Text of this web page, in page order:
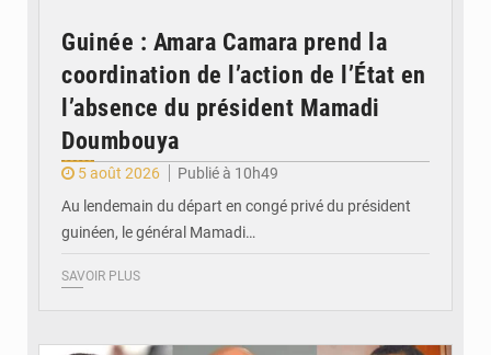
Guinée : Amara Camara prend la
coordination de l’action de l’État en
l’absence du président Mamadi
Doumbouya
5 août 2026
Publié à 10h49
Au lendemain du départ en congé privé du président
guinéen, le général Mamadi…
SAVOIR PLUS